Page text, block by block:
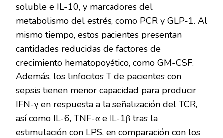
soluble e IL-10, y marcadores del
metabolismo del estrés, como PCR y GLP-1. Al
mismo tiempo, estos pacientes presentan
cantidades reducidas de factores de
crecimiento hematopoyético, como GM-CSF.
Además, los linfocitos T de pacientes con
sepsis tienen menor capacidad para producir
IFN-γ en respuesta a la señalización del TCR,
así como IL-6, TNF-α e IL-1β tras la
estimulación con LPS, en comparación con los